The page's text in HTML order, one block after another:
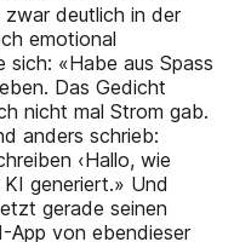
deutlich in der
emotional
sich: «Habe aus Spass
Das Gedicht
nicht mal Strom gab.
anders schrieb:
‹Hallo, wie
generiert.» Und
gerade seinen
App von ebendieser